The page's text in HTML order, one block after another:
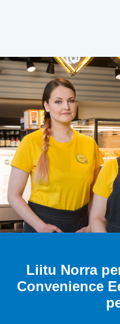
Liitu Norra
Convenience